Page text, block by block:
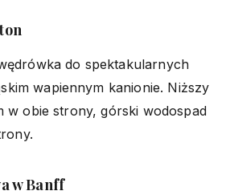
do spektakularnych
wapiennym kanionie. Niższy
w obie strony, górski wodospad
w Banff